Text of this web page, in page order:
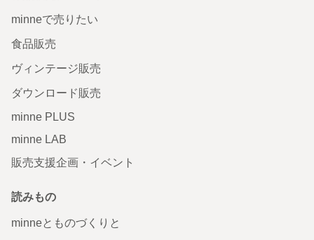
minneで売りたい
食品販売
ヴィンテージ販売
ダウンロード販売
minne PLUS
minne LAB
販売支援企画・イベント
読みもの
minneとものづくりと